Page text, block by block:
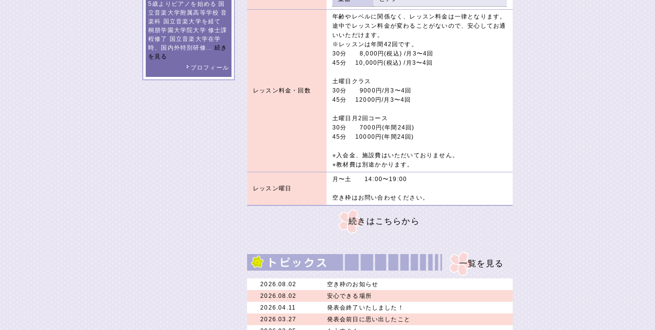
5歳よりピアノを始める 国
立音楽大学附属高等学校 音
楽科 国立音楽大学を経て
桐朋学園大学院大学 修士課
程修了 国立音楽大学在学
時、国内外特別研修... 続き
を見る
プロフィール
レッスン料金・回数
年齢やレベルに関係なく、レッスン料金は一律となります。
途中でレッスン料金が変わることがないので、安心してお通
いいただけます。
※レッスンは年間42回です。
30分 8,000円(税込) /月3〜4回
45分 10,000円(税込) /月3〜4回
土曜日クラス
30分 9000円/月3〜4回
45分 12000円/月3〜4回
土曜日月2回コース
30分 7000円(年間24回)
45分 10000円(年間24回)
⭐︎入会金、施設費はいただいておりません。
⭐︎教材費は別途かかります。
レッスン曜日
月〜土 14:00〜19:00
空き枠はお問い合わせください。
続きはこちらから
一覧を見る
2026.08.02
空き枠のお知らせ
2026.08.02
安心できる場所
2026.04.11
発表会終了いたしました！
2026.03.27
発表会前日に思い出したこと